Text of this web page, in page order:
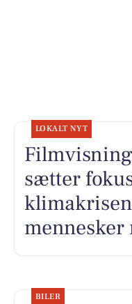
LOKALT NYT
sætter
mennesker
BILER